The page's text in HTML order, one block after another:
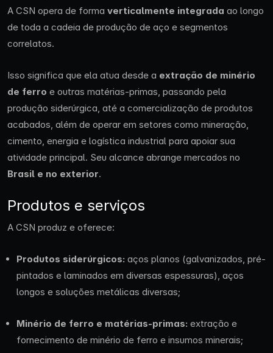
A CSN opera de forma verticalmente integrada ao longo
de toda a cadeia de produção de aço e segmentos
correlatos.
Isso significa que ela atua desde a extração de minério
de ferro e outras matérias-primas, passando pela
produção siderúrgica, até a comercialização de produtos
acabados, além de operar em setores como mineração,
cimento, energia e logística industrial para apoiar sua
atividade principal. Seu alcance abrange mercados no
Brasil e no exterior.
Produtos e serviços
A CSN produz e oferece:
Produtos siderúrgicos: aços planos (galvanizados, pré-
pintados e laminados em diversas espessuras), aços
longos e soluções metálicas diversas;
Minério de ferro e matérias-primas: extração e
fornecimento de minério de ferro e insumos minerais;